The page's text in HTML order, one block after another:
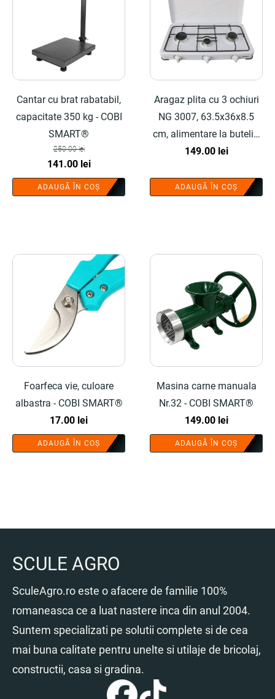
Cantar cu brat rabatabil,
capacitate 350 kg - COBI
SMART®
250.00lei
Prețul
inițial
a
141.00 leiPrețul
curent
este:
ADAUGĂ ÎN COȘ
Aragaz plita cu 3 ochiuri
NG 3007, 63.5x36x8.5
cm, alimentare la butelie,
alb - COBI SMART®
149.00 lei
ADAUGĂ ÎN COȘ
Foarfeca vie, culoare
albastra - COBI SMART®
17.00 lei
ADAUGĂ ÎN COȘ
Masina carne manuala
Nr.32 - COBI SMART®
149.00 lei
ADAUGĂ ÎN COȘ
SCULE AGRO
SculeAgro.ro este o afacere de familie 100%
romaneasca ce a luat nastere inca din anul 2004.
Suntem specializati pe solutii complete si de cea
mai buna calitate pentru unelte si utilaje de bricolaj,
constructii, casa si gradina.